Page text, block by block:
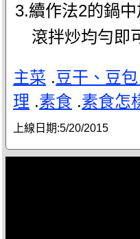
3.續作法2的鍋
滾拌炒均勻即
主菜 .豆干、豆
理 .素食 .素食怎
上線日期:5/20/2015